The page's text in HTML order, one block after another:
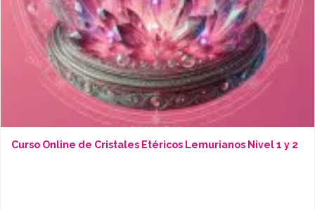
Curso Online de Cristales Etéricos Lemurianos Nivel 1 y 2